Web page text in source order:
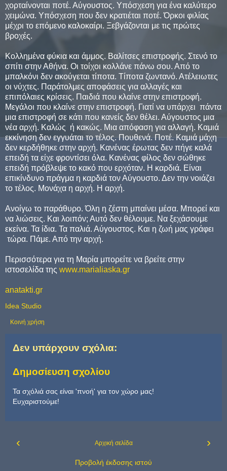
χορταίνονται ποτέ. Αύγουστος. Υπόσχεση για ένα καλύτερο
χειμώνα. Υπόσχεση που δεν κρατιέται ποτέ. Όρκοι φιλίας
μέχρι το επόμενο καλοκαίρι. Ξεβγάζονται με τις πρώτες
βροχές.
Κολλημένα φύκια και άμμος. Βαλίτσες επιστροφής. Στενό το
σπίτι στην Αθήνα. Οι τοίχοι κολλάνε πάνω σου. Από το
μπαλκόνι δεν ακούγεται τίποτα. Τίποτα ζωντανό. Ατέλειωτες
οι νύχτες. Παράτολμες αποφάσεις για αλλαγές και
επιπόλαιες κρίσεις. Παιδιά που κλαίνε στην επιστροφή.
Μεγάλοι που κλαίνε στην επιστροφή. Γιατί να υπάρχει πάντα
μια επιστροφή σε κάτι που κανείς δεν θέλει. Αύγουστος μια
νέα αρχή. Καλώς ή κακώς. Μια απόφαση για αλλαγή. Καμιά
εκκίνηση δεν εγγυάται το τέλος. Πουθενά. Ποτέ. Καμιά μάχη
δεν κερδήθηκε στην αρχή. Κανένας έρωτας δεν πήγε καλά
επειδή τα είχε φροντίσει όλα. Κανένας φίλος δεν σώθηκε
επειδή πρόβλεψε το κακό που ερχόταν. Η καρδιά. Είναι
επικίνδυνο πράγμα η καρδιά τον Αύγουστο. Δεν την νοιάζει
το τέλος. Μονάχα η αρχή. Η αρχή.
Ανοίγω το παράθυρο. Όλη η ζέστη μπαίνει μέσα. Μπορεί και
να λιώσεις. Και λοιπόν; Αυτό δεν θέλουμε. Να ξεχάσουμε
εκείνα. Τα ίδια. Τα παλιά. Αύγουστος. Και η ζωή μας γράφει
τώρα. Πάμε. Από την αρχή.
Περισσότερα για τη Μαρία μπορείτε να βρείτε στην
ιστοσελίδα της www.marialiaska.gr
anatakti.gr
Idea Studio
Κοινή χρήση
Δεν υπάρχουν σχόλια:
Δημοσίευση σχολίου
Τα σχόλιά σας είναι 'πνοή' για τον χώρο μας!
Ευχαριστούμε!
‹ ›
Αρχική σελίδα
Προβολή έκδοσης ιστού